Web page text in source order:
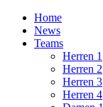
Home
News
Teams
Herren 1
Herren 2
Herren 3
Herren 4